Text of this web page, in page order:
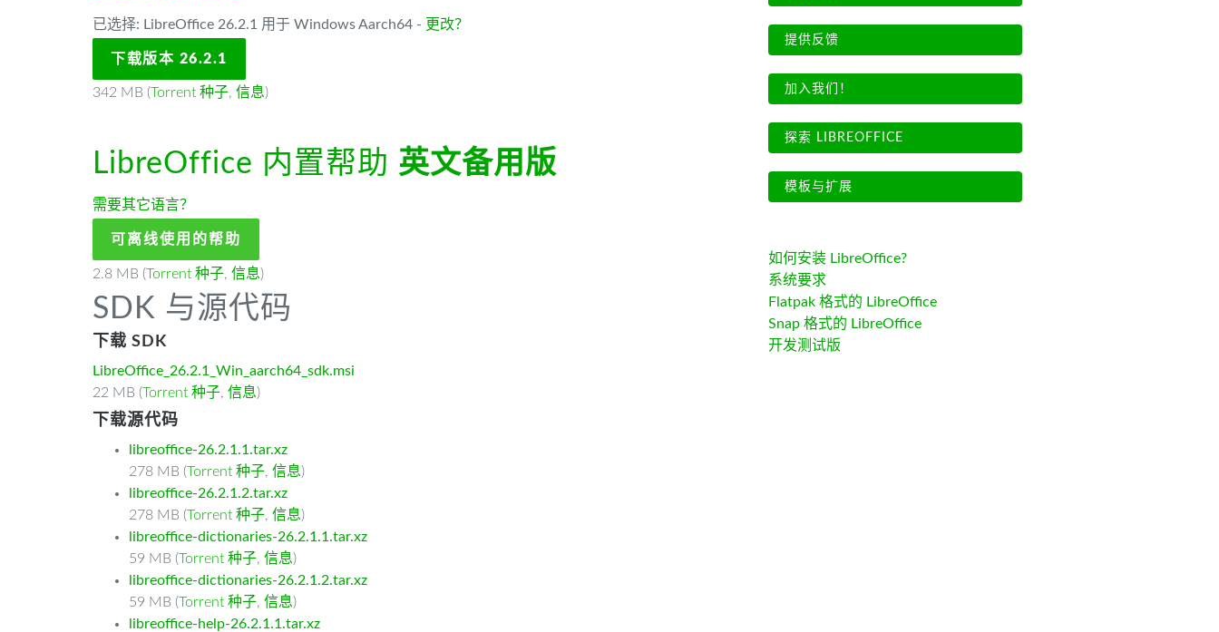
已选择: LibreOffice 26.2.1 用于 Windows Aarch64 - 更改？
下载版本 26.2.1
342 MB (Torrent 种子, 信息)
LibreOffice 内置帮助 英文备用版
需要其它语言？
可离线使用的帮助
2.8 MB (Torrent 种子, 信息)
SDK 与源代码
下载 SDK
LibreOffice_26.2.1_Win_aarch64_sdk.msi
22 MB (Torrent 种子, 信息)
下载源代码
libreoffice-26.2.1.1.tar.xz
278 MB (Torrent 种子, 信息)
libreoffice-26.2.1.2.tar.xz
278 MB (Torrent 种子, 信息)
libreoffice-dictionaries-26.2.1.1.tar.xz
59 MB (Torrent 种子, 信息)
libreoffice-dictionaries-26.2.1.2.tar.xz
59 MB (Torrent 种子, 信息)
libreoffice-help-26.2.1.1.tar.xz
提供反馈
加入我们！
探索 LIBREOFFICE
模板与扩展
如何安装 LibreOffice?
系统要求
Flatpak 格式的 LibreOffice
Snap 格式的 LibreOffice
开发测试版